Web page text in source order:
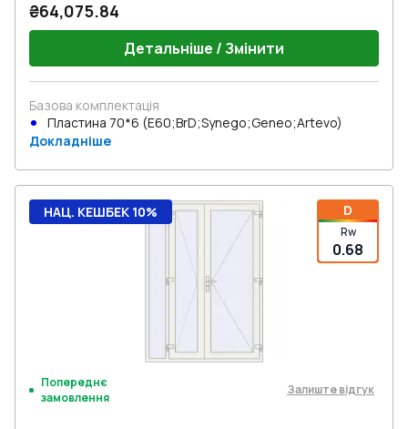
₴64,075.84
Детальніше / Змінити
Базова комплектація
Пластина 70*6 (E60;BrD;Synego;Geneo;Artevo)
Докладніше
D
Rw
0.68
НАЦ. КЕШБЕК 10%
Попереднє
замовлення
Залиште відгук